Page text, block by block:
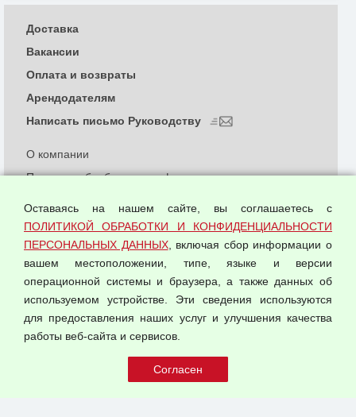
© 2026 ООО "Феникс"
О компании
Политика обработки и конфиденциальности
Согласием на обработку персональных данных
Оферта оптовой купли-продажи
Публичная оферта
Доставка
Вакансии
Оплата и возвраты
Арендодателям
Написать письмо Руководству
Оставаясь на нашем сайте, вы соглашаетесь с
ПОЛИТИКОЙ ОБРАБОТКИ И КОНФИДЕНЦИАЛЬНОСТИ
ПЕРСОНАЛЬНЫХ ДАННЫХ, включая сбор информации о
вашем местоположении, типе, языке и версии
операционной системы и браузера, а также данных об
используемом устройстве. Эти сведения используются
для предоставления наших услуг и улучшения качества
работы веб-сайта и сервисов.